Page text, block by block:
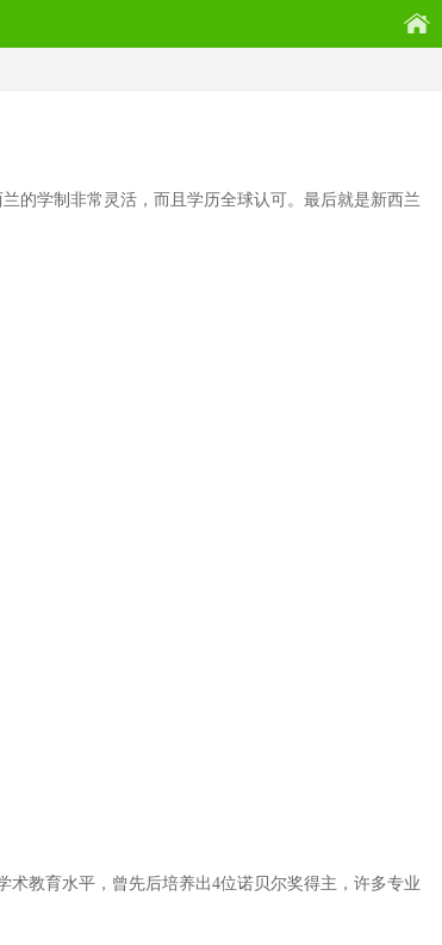
的学制非常灵活，而且学历全球认可。最后就是新西兰
教育水平，曾先后培养出4位诺贝尔奖得主，许多专业